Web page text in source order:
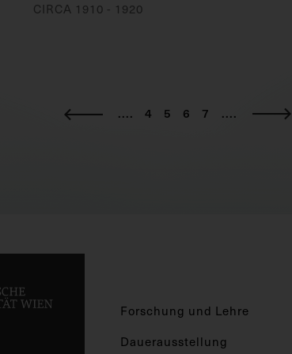
CIRCA 1910 - 1920
.... 4 5 6 7 ....
Forschung und Lehre
Dauerausstellung